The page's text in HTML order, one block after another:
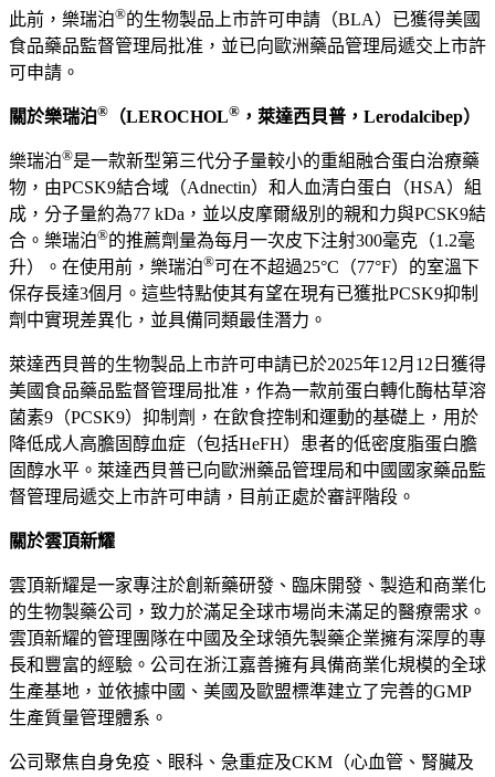
此前，樂瑞泊®的生物製品上市許可申請（BLA）已獲得美國
食品藥品監督管理局批准，並已向歐洲藥品管理局遞交上市許
可申請。
關於樂瑞泊® （LEROCHOL® ，萊達西貝普， Lerodalcibep）
樂瑞泊®是一款新型第三代分子量較小的重組融合蛋白治療藥
物，由PCSK9結合域（Adnectin）和人血清白蛋白（HSA）組
成，分子量約為77 kDa ，並以皮摩爾級別的親和力與PCSK9結
合。樂瑞泊®的推薦劑量為每月一次皮下注射300毫克（1.2毫
升）。在使用前，樂瑞泊®可在不超過25°C （77°F）的室溫下
保存長達3個月。這些特點使其有望在現有已獲批PCSK9抑制
劑中實現差異化，並具備同類最佳潛力。
萊達西貝普的生物製品上市許可申請已於2025年12月 12 日獲得
美國食品藥品監督管理局批准，作為一款前蛋白轉化酶枯草溶
菌素9 （PCSK9）抑制劑，在飲食控制和運動的基礎上，用於
降低成人高膽固醇血症（包括HeFH）患者的低密度脂蛋白膽
固醇水平。萊達西貝普已向歐洲藥品管理局和中國國家藥品監
督管理局遞交上市許可申請，目前正處於審評階段。
關於雲頂新耀
雲頂新耀是一家專注於創新藥研發、臨床開發、製造和商業化
的生物製藥公司，致力於滿足全球市場尚未滿足的醫療需求。
雲頂新耀的管理團隊在中國及全球領先製藥企業擁有深厚的專
長和豐富的經驗。公司在浙江嘉善擁有具備商業化規模的全球
生產基地，並依據中國、美國及歐盟標準建立了完善的GMP
生產質量管理體系。
公司聚焦自身免疫、眼科、急重症及CKM （心血管、腎臟及